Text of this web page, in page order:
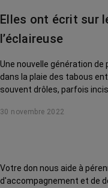
Elles ont écrit sur
l’éclaireuse
Une nouvelle génération
dans la plaie des tabous
souvent drôles, parfois
du commun.
30 novembre 2022
Votre don nous aide à
d'accompagnement et de